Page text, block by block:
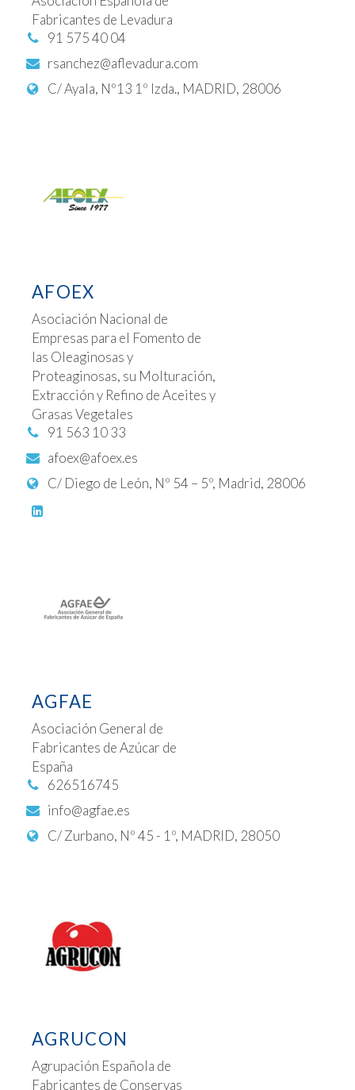
Fabricantes de Levadura
91 575 40 04
rsanchez@aflevadura.com
C/ Ayala, Nº13 1º Izda., MADRID, 28006
AFOEX
Asociación Nacional de
Empresas para el Fomento de
las Oleaginosas y
Proteaginosas, su Molturación,
Extracción y Refino de Aceites y
Grasas Vegetales
91 563 10 33
afoex@afoex.es
C/ Diego de León, Nº 54 – 5º, Madrid, 28006
AGFAE
Asociación General de
Fabricantes de Azúcar de
España
626516745
info@agfae.es
C/ Zurbano, Nº 45 - 1º, MADRID, 28050
AGRUCON
Agrupación Española de
Fabricantes de Conservas